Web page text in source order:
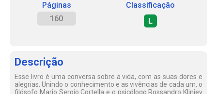
Páginas
160
Classificação
L
Descrição
Esse livro é uma conversa sobre a vida, com as suas dores e
alegrias. Unindo o conhecimento e as vivências de cada um, o
filósofo Mario Sergio Cortella e o psicólogo Rossandro Klinjey